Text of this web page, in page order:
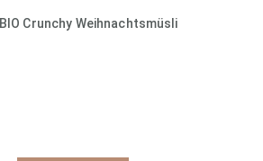
BIO Crunchy Weihnachtsmüsli